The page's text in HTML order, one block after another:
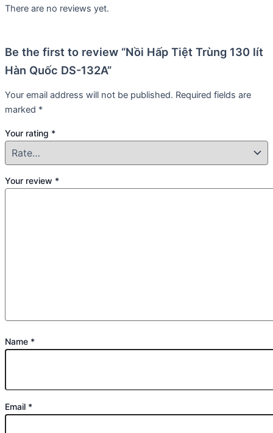
There are no reviews yet.
Be the first to review “Nồi Hấp Tiệt Trùng 130 lít
Hàn Quốc DS-132A”
Your email address will not be published. Required fields are
marked *
Your rating *
Your review *
Name *
Email *